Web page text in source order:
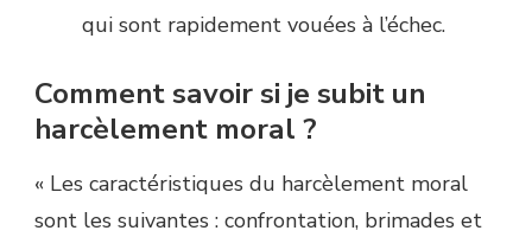
qui sont rapidement vouées à l’échec.
Comment savoir si je subit un
harcèlement moral ?
« Les caractéristiques du harcèlement moral
sont les suivantes : confrontation, brimades et